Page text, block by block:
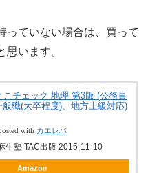
っていない場合は、買って
思います。
こチェック 地理 第3版 (公務員
職(大卒程度)、地方上級対応)
with カエレバ
生塾 TAC出版 2015-11-10
Amazon